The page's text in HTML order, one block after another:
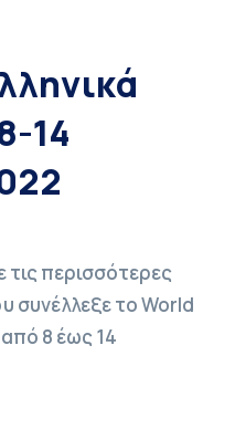
14
τις περισσότερες
το World
8 έως 14